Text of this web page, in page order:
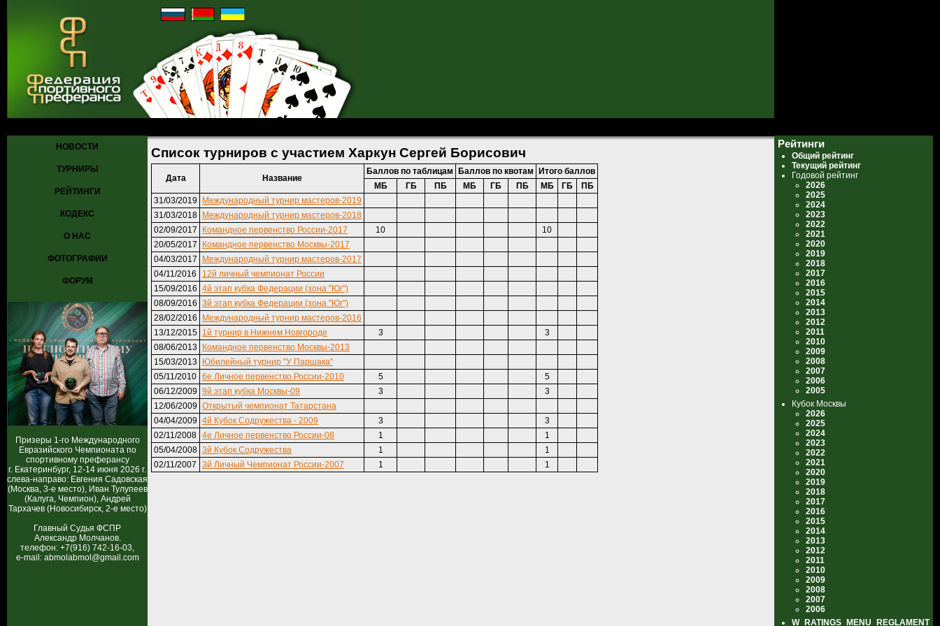
НОВОСТИ
ТУРНИРЫ
РЕЙТИНГИ
КОДЕКС
О НАС
ФОТОГРАФИИ
ФОРУМ
Призеры 1-го Международного
Евразийского Чемпионата по
спортивному преферансу
г. Екатеринбург, 12-14 июня 2026 г.
слева-направо: Евгения Садовская
(Москва, 3-е место), Иван Тулупеев
(Калуга, Чемпион), Андрей
Тархачев (Новосибирск, 2-е место)
Главный Судья ФСПР
Александр Молчанов.
телефон: +7(916) 742-16-03,
e-mail: abmolabmol@gmail.com
Список турниров с участием Харкун Сергей Борисович
Дата Название
Баллов по таблицам Баллов по квотам
Итого баллов
МБ
ГБ ПБ МБ ГБ ПБ МБ ГБ
ПБ
31/03/2019
Международный турнир мастеров-2019
31/03/2018
Международный турнир мастеров-2018
02/09/2017
Командное первенство России-2017 10
10
20/05/2017
Командное первенство Москвы-2017
04/03/2017
Международный турнир мастеров-2017
04/11/2016
12й личный чемпионат России
15/09/2016 4й этап кубка Федерации (зона "Юг")
08/09/2016 3й этап кубка Федерации (зона "Юг")
28/02/2016
Международный турнир мастеров-2016
13/12/2015 1й турнир в Нижнем Новгороде 3
3
08/06/2013
Командное первенство Москвы-2013
15/03/2013
Юбилейный турнир "У Паршака"
05/11/2010 6е Личное первенство России-2010 5
5
06/12/2009 9й этап кубка Москвы-09 3
3
12/06/2009 Открытый чемпионат Татарстана
04/04/2009 4й Кубок Содружества - 2009 3
3
02/11/2008 4е Личное первенство России-08 1
1
05/04/2008 3й Кубок Содружества 1
1
02/11/2007
3й Личный Чемпионат России-2007 1 1
Рейтинги
Общий рейтинг
Текущий рейтинг
Годовой рейтинг
2026
2025
2024
2023
2022
2021
2020
2019
2018
2017
2016
2015
2014
2013
2012
2011
2010
2009
2008
2007
2006
2005
Кубок Москвы
2026
2025
2024
2023
2022
2021
2020
2019
2018
2017
2016
2015
2014
2013
2012
2011
2010
2009
2008
2007
2006
W_RATINGS_MENU_REGLAMENT